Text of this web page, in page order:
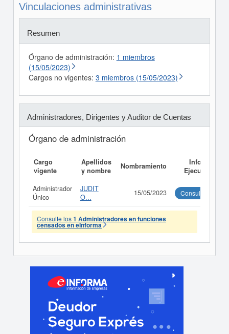
Vinculaciones administrativas
Resumen
Órgano de administración: 1 miembros
(15/05/2023)
Cargos no vigentes: 3 miembros (15/05/2023)
Administradores, Dirigentes y Auditor de Cuentas
Órgano de administración
Cargo
vigente
Apellidos
y nombre
Nombramiento
Informe
Ejecutivo
Administrador
Único
JUDIT
O...
15/05/2023 Consultar
Consulte los1 Administradores en funciones
censados en eInforma